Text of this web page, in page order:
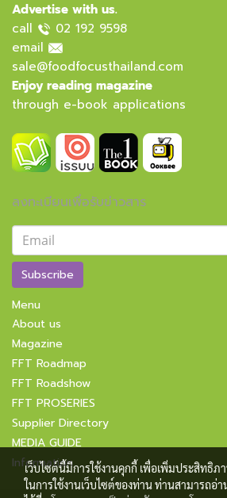
Advertise with us.
call
02 192 9598
email
sale@foodfocusthailand.com
Enjoy reading magazine
through e-book applications
ลงทะเบียนเพื่อรับข่าวสาร
Subscribe
Menu
About us
Magazine
FFT Roadmap
FFT Roadshow
FFT PROSERIES
Supplier Directory
MEDIA GUIDE
Information
เว็บไซต์นี้มีการใช้งานคุกกี้ เพื่อเพิ่มประสิทธิ
ในการใช้งานเว็บไซต์ของท่าน ท่านสามารถอ่า